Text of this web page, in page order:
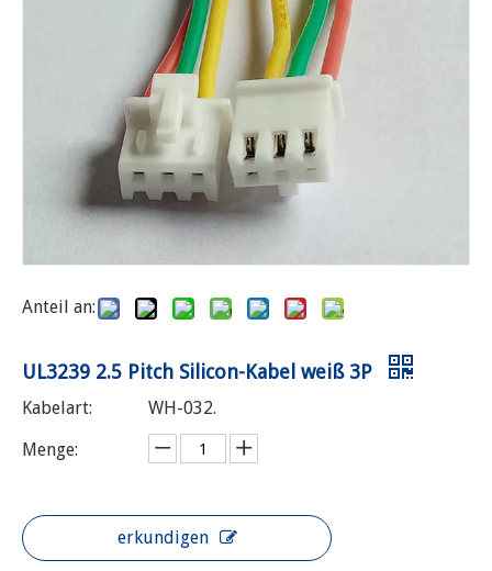
Anteil an:
UL3239 2.5 Pitch Silicon-Kabel weiß 3P
Kabelart:
WH-032.
Menge:
erkundigen